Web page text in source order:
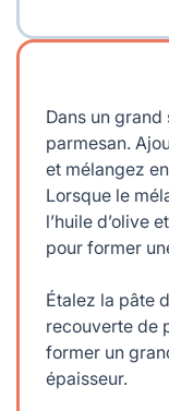
Dans un
parmesan.
et mélangez
Lorsque le
l’huile d’olive
pour former
Étalez la pâte
recouverte de
former un
épaisseur.